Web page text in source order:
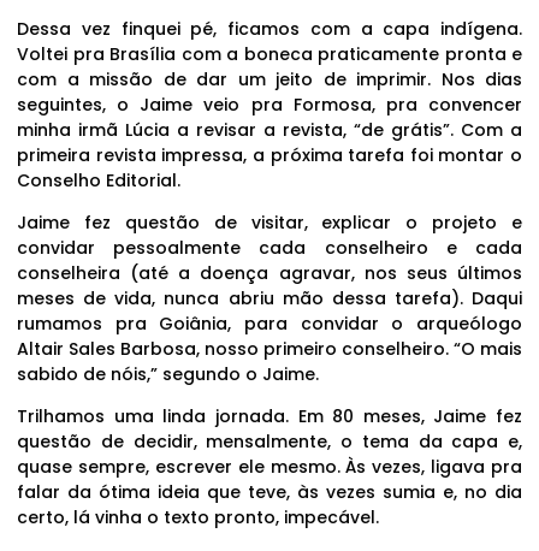
Dessa vez finquei pé, ficamos com a capa indígena.
Voltei pra Brasília com a boneca praticamente pronta e
com a missão de dar um jeito de imprimir. Nos dias
seguintes, o Jaime veio pra Formosa, pra convencer
minha irmã Lúcia a revisar a revista, “de grátis”. Com a
primeira revista impressa, a próxima tarefa foi montar o
Conselho Editorial.
Jaime fez questão de visitar, explicar o projeto e
convidar pessoalmente cada conselheiro e cada
conselheira (até a doença agravar, nos seus últimos
meses de vida, nunca abriu mão dessa tarefa). Daqui
rumamos pra Goiânia, para convidar o arqueólogo
Altair Sales Barbosa, nosso primeiro conselheiro. “O mais
sabido de nóis,” segundo o Jaime.
Trilhamos uma linda jornada. Em 80 meses, Jaime fez
questão de decidir, mensalmente, o tema da capa e,
quase sempre, escrever ele mesmo. Às vezes, ligava pra
falar da ótima ideia que teve, às vezes sumia e, no dia
certo, lá vinha o texto pronto, impecável.